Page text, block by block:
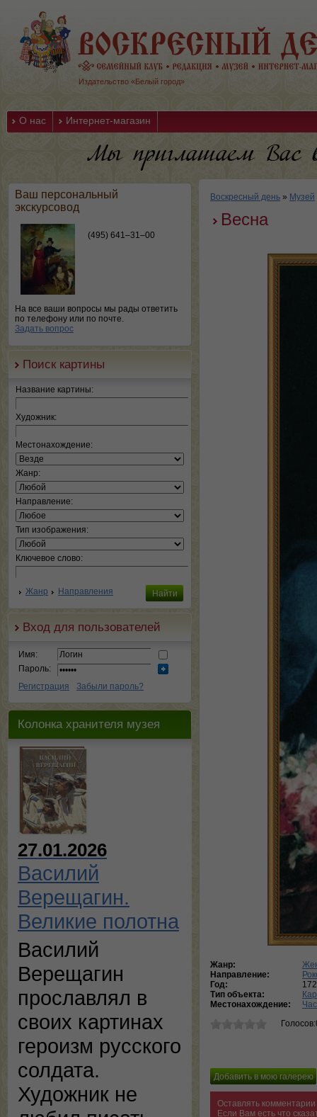
Издательство «Белый город»
О нас Интернет-магазин
Ваш персональный
экскурсовод
(495) 641–31–00
На все ваши вопросы мы рады ответить
по телефону или по почте.
Задать вопрос
Поиск картины
Название картины:
Художник:
Местонахождение:
Жанр:
Направление:
Тип изображения:
Ключевое слово:
Жанр Направления
Вход для пользователей
Имя:
Пароль:
Регистрация
Забыли пароль?
Колонка хранителя музея
27.01.2026
Василий
Верещагин.
Великие полотна
Василий
Верещагин
прославлял в
своих картинах
героизм русского
солдата.
Художник не
Воскресный день » Музей
Весна
Жанр:
Направление:
Год:
Тип объекта:
Местонахождение:
Оставлять
Если Вам есть что